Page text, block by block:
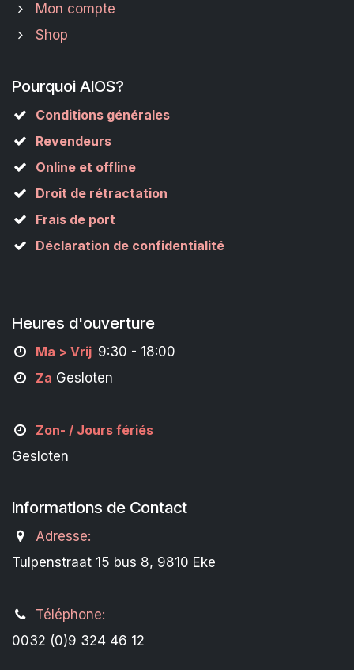
Mon compte
Shop
Pourquoi AIOS?
Conditions générales
Revendeurs
Online et offline
Droit de rétractation
Frais de port
Déclaration de confidentialité
Heures d'ouverture
Ma > Vrij 9:30 - 18:00
Za Gesloten
Zon- / Jours fériés
Gesloten
Informations de Contact
Adresse:
Tulpenstraat 15 bus 8, 9810 Eke
Téléphone:
0032 (0)9 324 46 12